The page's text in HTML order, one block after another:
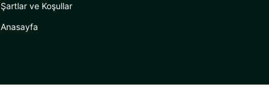
Şartlar ve Koşullar
Anasayfa